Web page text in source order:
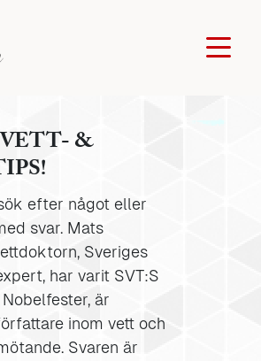
VETT- &
efter något eller
svar. Mats
Sveriges
har varit SVT:S
är
inom vett och
Svaren är